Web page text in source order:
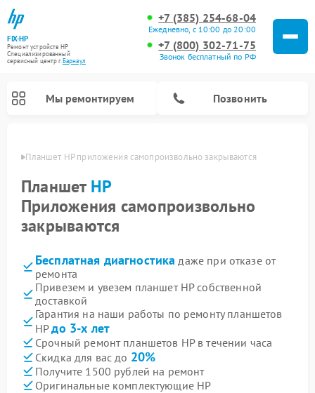
FIX-HP
Ремонт устройств HP
Специализированный
cервисный центр г.Барнаул
+7 (385) 254-68-04
Ежедневно, с 10:00 до 20:00
+7 (800) 302-71-75
Звонок бесплатный по РФ
Мы ремонтируем Позвонить
Планшет HP приложения самопроизвольно закрываются
Планшет HP
Приложения самопроизвольно
закрываются
Бесплатная диагностика даже при отказе от
ремонта
Привезем и увезем планшет HP собственной
доставкой
Гарантия на наши работы по ремонту планшетов
HPдо 3-х лет
Срочный ремонт планшетов HP в течении часа
Скидка для вас до 20%
Получите 1500 рублей на ремонт
Оригинальные комплектующие HP